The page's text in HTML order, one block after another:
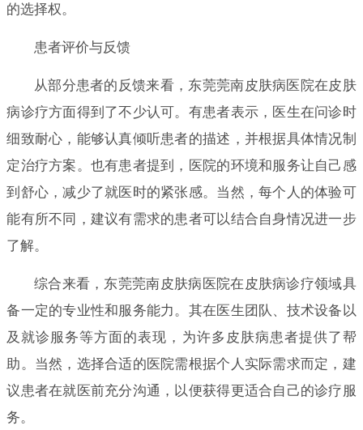
的选择权。
患者评价与反馈
从部分患者的反馈来看，东莞莞南皮肤病医院在皮肤
病诊疗方面得到了不少认可。有患者表示，医生在问诊时
细致耐心，能够认真倾听患者的描述，并根据具体情况制
定治疗方案。也有患者提到，医院的环境和服务让自己感
到舒心，减少了就医时的紧张感。当然，每个人的体验可
能有所不同，建议有需求的患者可以结合自身情况进一步
了解。
综合来看，东莞莞南皮肤病医院在皮肤病诊疗领域具
备一定的专业性和服务能力。其在医生团队、技术设备以
及就诊服务等方面的表现，为许多皮肤病患者提供了帮
助。当然，选择合适的医院需根据个人实际需求而定，建
议患者在就医前充分沟通，以便获得更适合自己的诊疗服
务。